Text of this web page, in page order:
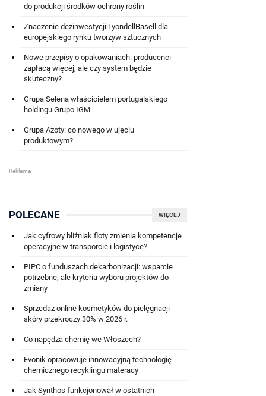
do produkcji środków ochrony roślin
Znaczenie dezinwestycji LyondellBasell dla
europejskiego rynku tworzyw sztucznych
Nowe przepisy o opakowaniach: producenci
zapłacą więcej, ale czy system będzie
skuteczny?
Grupa Selena właścicielem portugalskiego
holdingu Grupo IGM
Grupa Azoty: co nowego w ujęciu
produktowym?
WIĘCEJ
POLECANE
Jak cyfrowy bliźniak floty zmienia kompetencje
operacyjne w transporcie i logistyce?
PIPC o funduszach dekarbonizacji: wsparcie
potrzebne, ale kryteria wyboru projektów do
zmiany
Sprzedaż online kosmetyków do pielęgnacji
skóry przekroczy 30% w 2026 r.
Co napędza chemię we Włoszech?
Evonik opracowuje innowacyjną technologię
chemicznego recyklingu materacy
Jak Synthos funkcjonował w ostatnich